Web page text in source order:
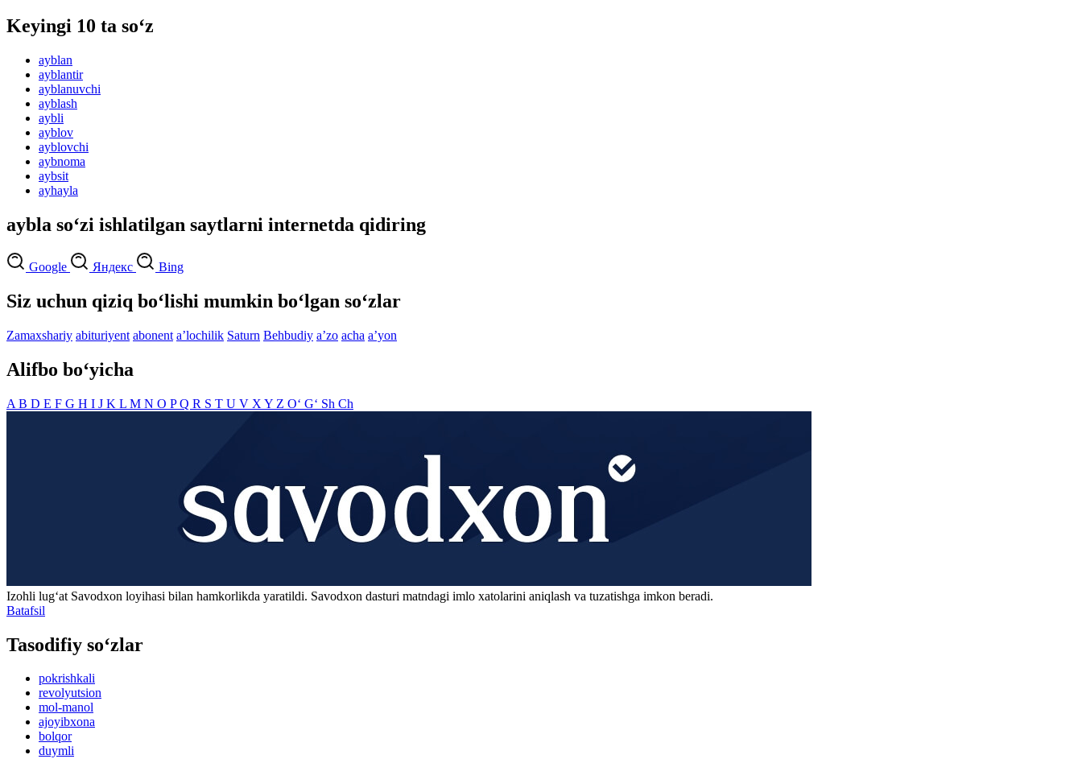
Keyingi 10 ta so‘z
ayblan
ayblantir
ayblanuvchi
ayblash
aybli
ayblov
ayblovchi
aybnoma
aybsit
ayhayla
aybla so‘zi ishlatilgan saytlarni internetda qidiring
Google Яндекс Bing
Siz uchun qiziq bo‘lishi mumkin bo‘lgan so‘zlar
Zamaxshariy abituriyent abonent aʼlochilik Saturn Behbudiy aʼzo acha aʼyon
Alifbo bo‘yicha
A B D E F G H I J K L M N O PQ R S T U V X Y Z O‘ G‘ Sh Ch
Izohli lugʻat Savodxon loyihasi bilan hamkorlikda yaratildi. Savodxon dasturi matndagi imlo xatolarini aniqlash va tuzatishga imkon beradi.
Batafsil
Tasodifiy so‘zlar
pokrishkali
revolyutsion
mol-manol
ajoyibxona
bolqor
duymli